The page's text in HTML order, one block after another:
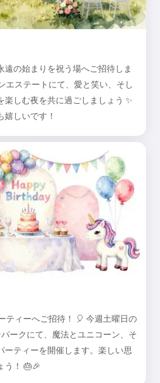
遠の始まりを祝う場へご招待しま
エステートにて、愛と笑い、そし
楽しむ夜を共に過ごしましょう ✨
嬉しいです！
ティーへご招待！ 🎈 今週土曜日の
ークにて、魔法とユニコーン、そ
ーティーを開催します。楽しい思
う！ 🎂🎉